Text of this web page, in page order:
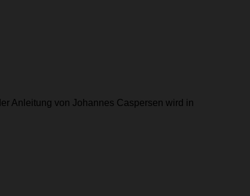
Anleitung von Johannes Caspersen wird in